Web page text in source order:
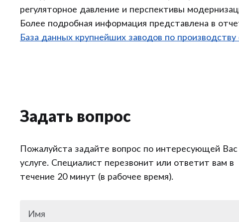
регуляторное давление и перспективы
Более подробная информация представлена в
База данных крупнейших заводов по производству
Задать вопрос
Пожалуйста задайте вопрос по интересующей Вас
услуге. Специалист перезвонит или ответит вам в
течение 20 минут (в рабочее время).
Имя